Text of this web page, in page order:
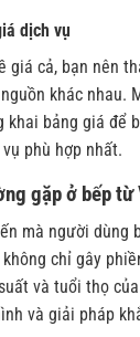
dịch vụ
giá cả, bạn nên
khác nhau.
khai bảng giá để
phù hợp nhất.
gặp ở bếp
mà người dùng
chỉ gây
và tuổi thọ
và giải pháp